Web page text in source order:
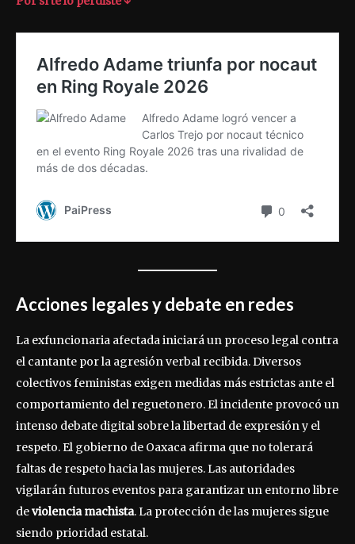
Acciones legales y debate en redes
La exfuncionaria afectada iniciará un proceso legal contra
el cantante por la agresión verbal recibida. Diversos
colectivos feministas exigen medidas más estrictas ante el
comportamiento del reguetonero. El incidente provocó un
intenso debate digital sobre la libertad de expresión y el
respeto. El gobierno de Oaxaca afirma que no tolerará
faltas de respeto hacia las mujeres. Las autoridades
vigilarán futuros eventos para garantizar un entorno libre
deviolencia machista. La protección de las mujeres sigue
siendo prioridad estatal.